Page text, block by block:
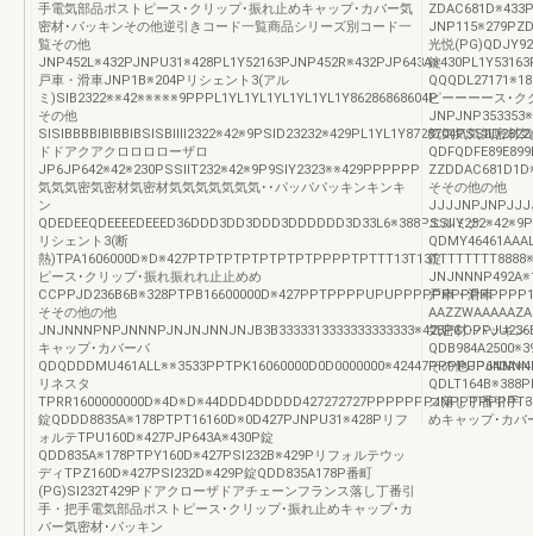
手電気部品ポストピース･クリップ･振れ止めキャップ･カバー気
密材･パッキンその他逆引きコード一覧商品シリーズ別コード一
覧その他
戸車・滑車JNP1B※204Pリシェント3(アル
ミ)SIB2322※※42※※※※※9PPPL1YL1YL1YL1YL1YL1Y86286868604P
その他
ドドアクアクロロロローザロ
JP6JP642※42※230PSSIIT232※42※9P9SIY2323※※429PPPPPP
気気気密気密材気密材気気気気気気気･･パッパパッキンキンキ
ン
リシェント3(断
熱
ピース･クリップ･振れ振れれ止止めめ
そその他の他
キャップ･カバーバ
リネスタ
錠QDDD8835A※178PTPT16160D※0D427PJNPU31※428Pリフ
ォルテTPU160D※427PJP643A※430P錠
QDD835A※178PTPY160D※427PSI232B※429Pリフォルテウッ
ディTPZ160D※427PSI232D※429P錠QDD835A178P番町
(PG)SI232T429Pドアクローザドアチェーンフランス落し丁番引
手・把手電気部品ポストピース･クリップ･振れ止めキャップ･カ
バー気密材･パッキン
光悦
錠
ピーーーース･ク
気気気気気密材
そその他の他
エルミナ
錠
戸車・滑車
気密材･パッキン
その他
ス落し丁番引手
めキャップ･カバ